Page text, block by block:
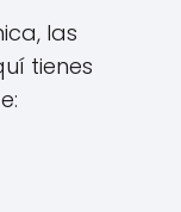
las
tienes